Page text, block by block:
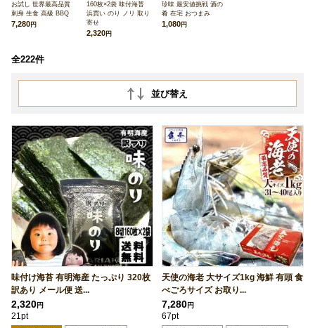
お試し 世界最高品質
刺身 生食 高級 BBQ
7,280 円
160枚×2袋 味付海苔
浜買い のり ノリ 取り
寄せ
2,320円
珍味 最安値挑戦 酒の
肴 在宅 おつまみ
1,080円
全222件
並び替え
味付け海苔 有明海産 たっぷり 320枚
訳あり メール便 送...
2,320円
21pt
天使の海老 大サイズ1kg 海鮮 有頭 食
べごろサイズ お取り...
7,280円
67pt